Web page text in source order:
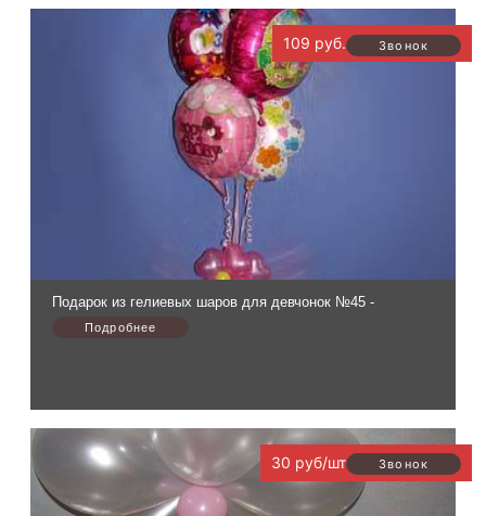
109 руб.
Подарок из гелиевых шаров для девчонок №45 -
30 руб/шт